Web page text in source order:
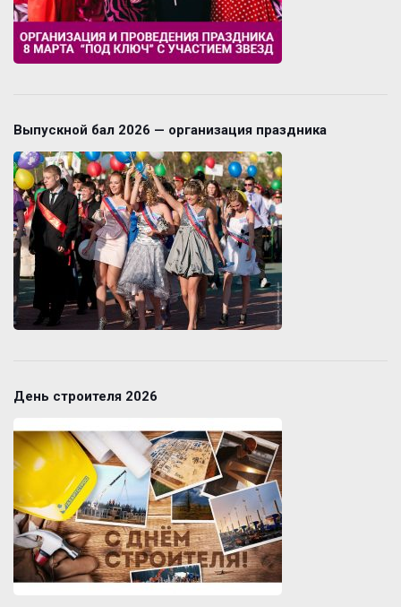
Выпускной бал 2026 — организация праздника
День строителя 2026